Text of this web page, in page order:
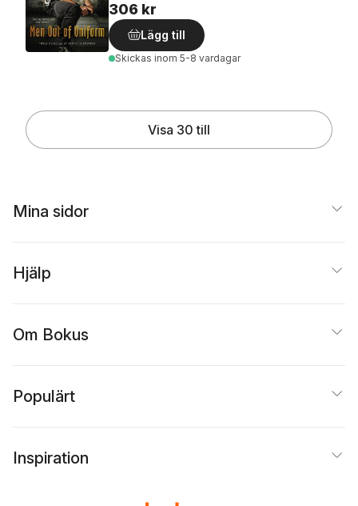
306 kr
Lägg till
Skickas inom 5-8 vardagar
Visa 30 till
Mina sidor
Hjälp
Om Bokus
Populärt
Inspiration